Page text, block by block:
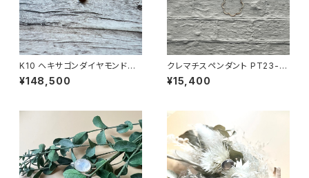
K10 ヘキサゴンダイヤモンドネ
ックレス PT23-044
¥148,500
クレマチスペンダント PT23-0
45
¥15,400